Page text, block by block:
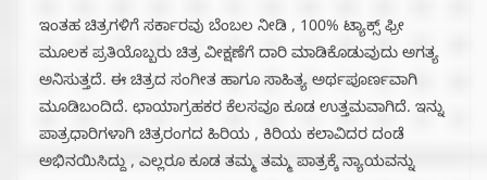
ಇಂತಹ ಚಿತ್ರಗಳಿಗೆ ಸರ್ಕಾರವು ಬೆಂಬಲ ನೀಡಿ , 100% ಟ್ಯಾಕ್ಸ್ ಫ್ರೀ
ಮೂಲಕ ಪ್ರತಿಯೊಬ್ಬರು ಚಿತ್ರ ವೀಕ್ಷಣೆಗೆ ದಾರಿ ಮಾಡಿಕೊಡುವುದು ಅಗತ್ಯ
ಅನಿಸುತ್ತದೆ. ಈ ಚಿತ್ರದ ಸಂಗೀತ ಹಾಗೂ ಸಾಹಿತ್ಯ ಅರ್ಥಪೂರ್ಣವಾಗಿ
ಮೂಡಿಬಂದಿದೆ. ಛಾಯಾಗ್ರಹಕರ ಕೆಲಸವೂ ಕೂಡ ಉತ್ತಮವಾಗಿದೆ. ಇನ್ನು
ಪಾತ್ರಧಾರಿಗಳಾಗಿ ಚಿತ್ರರಂಗದ ಹಿರಿಯ , ಕಿರಿಯ ಕಲಾವಿದರ ದಂಡೆ
ಅಭಿನಯಿಸಿದ್ದು , ಎಲ್ಲರೂ ಕೂಡ ತಮ್ಮ ತಮ್ಮ ಪಾತ್ರಕ್ಕೆ ನ್ಯಾಯವನ್ನು